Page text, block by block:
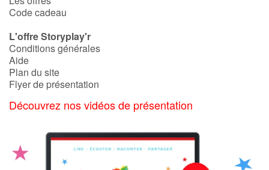
Code cadeau
L'offre Storyplay'r
Conditions générales
Aide
Plan du site
Flyer de présentation
Découvrez nos vidéos de présentation